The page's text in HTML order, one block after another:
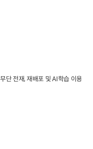
전재, 재배포 및 AI학습 이용